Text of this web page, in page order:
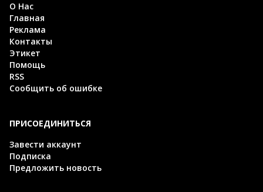
О Нас
Главная
Реклама
Контакты
Этикет
Помощь
RSS
Сообщить об ошибке
ПРИСОЕДИНИТЬСЯ
Завести аккаунт
Подписка
Предложить новость